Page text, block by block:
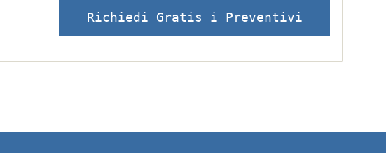
Richiedi Gratis i Preventivi